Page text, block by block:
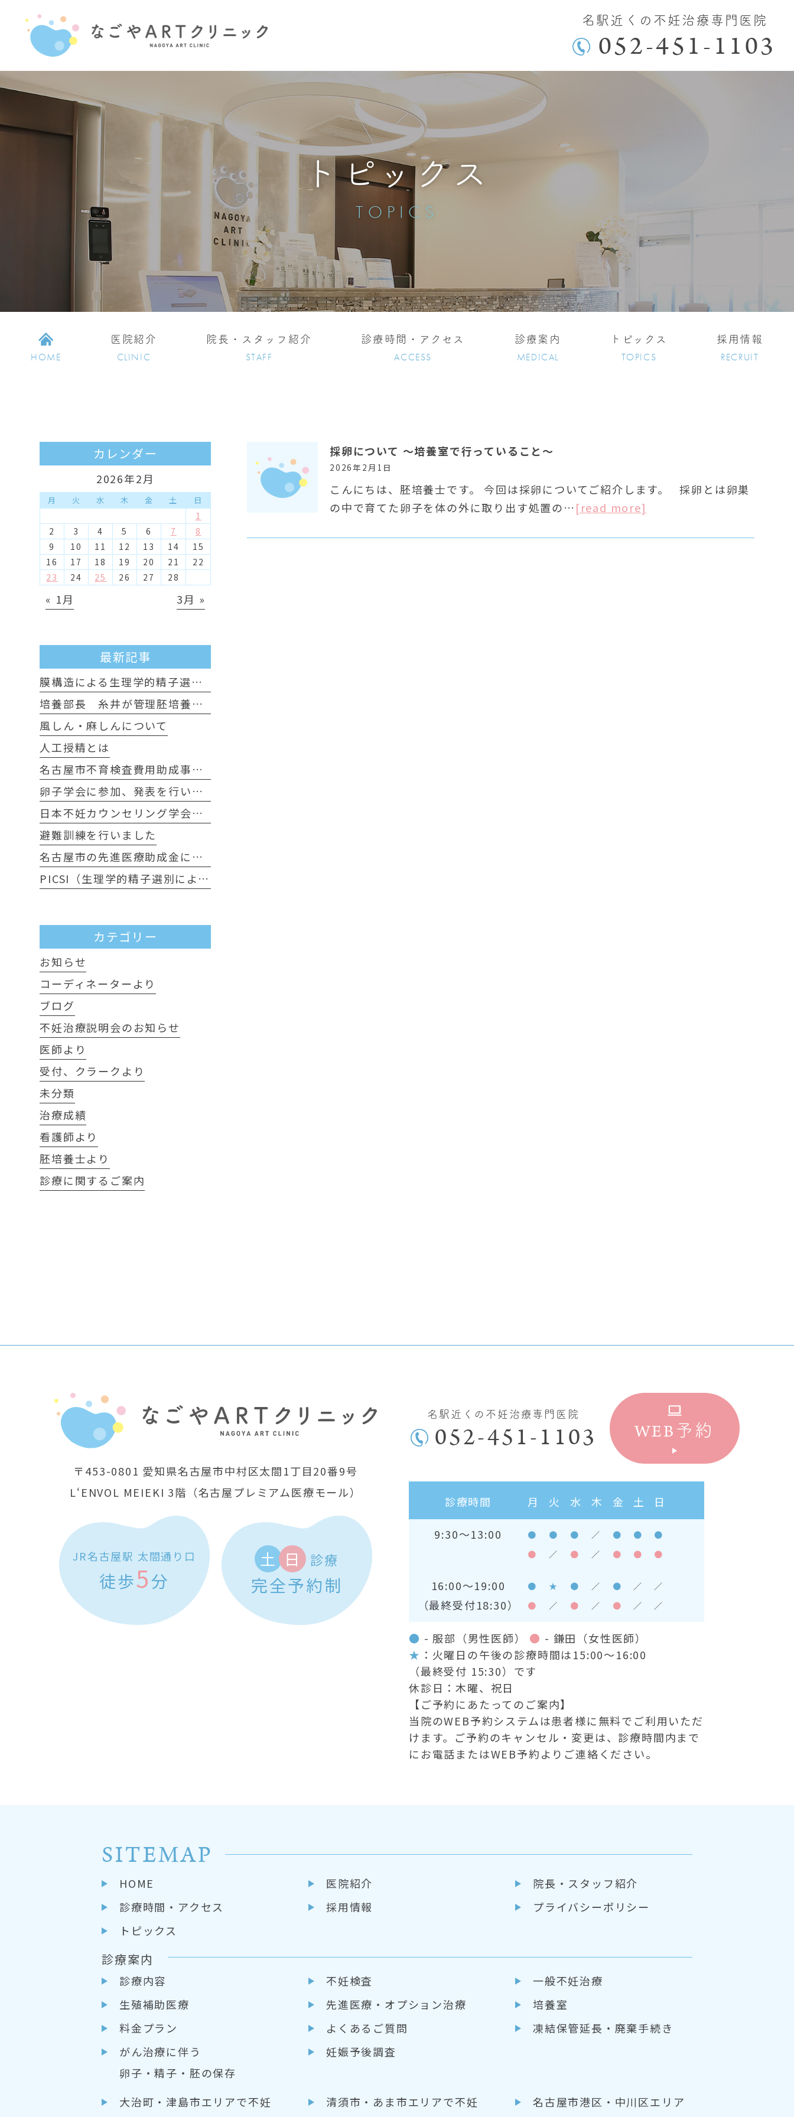
名駅近くの不妊治療専門医院
052-451-1103
トピックス
TOPICS
HOME
医院紹介
CLINIC
院長・スタッフ紹介
STAFF
診療時間・アクセス
ACCESS
診療案内
MEDICAL
トピックス
TOPICS
採用情報
RECRUIT
採卵について ～培養室で行っていること～
2026年2月1日
こんにちは、胚培養士です。 今回は採卵についてご紹介します。 採卵とは卵巣
の中で育てた卵子を体の外に取り出す処置の… [read more]
カレンダー
2026年2月
月 火 水 木 金 土 日
1
2
3 4 5 6 7
8
9
10 11 12 13 14
15
16
17 18 19 20 21
22
23
24 25 26 27 28
« 1月 3月 »
最新記事
膜構造による生理学的精子選別について
培養部長 糸井が管理胚培養士試験に認定されました
風しん・麻しんについて
人工授精とは
名古屋市不育検査費用助成事業のお知らせ
卵子学会に参加、発表を行いました。
日本不妊カウンセリング学会に行ってきました
避難訓練を行いました
名古屋市の先進医療助成金について
PICSI（生理学的精子選別による顕微授精）について
カテゴリー
お知らせ
コーディネーターより
ブログ
不妊治療説明会のお知らせ
医師より
受付、クラークより
未分類
治療成績
看護師より
胚培養士より
診療に関するご案内
〒453-0801 愛知県名古屋市中村区太閤1丁目20番9号
L‘ENVOL MEIEKI 3階 （名古屋プレミアム医療モール）
JR名古屋駅 太閤通り口
徒歩5分
土 日 診療
完全予約制
名駅近くの不妊治療専門医院
052-451-1103 WEB 予約
診療時間 月 火 水 木 金 土 日
9:30～13:00 ● ● ● ／ ● ●
●
●
／ ● ／ ● ● ●
16:00～19:00 ● ★ ● ／ ● ／ ／
（最終受付18:30） ● ／ ● ／ ● ／ ／
● - 服部（男性医師） ● - 鎌田（女性医師）
★ ：火曜日の午後の診療時間は15:00～16:00
（最終受付 15:30）です
休診日：木曜、祝日
【ご予約にあたってのご案内】
当院のWEB予約システムは患者様に無料でご利用いただ
けます。ご予約のキャンセル・変更は、診療時間内まで
にお電話またはWEB予約よりご連絡ください。
SITEMAP
HOME 医院紹介
院長・スタッフ紹介
診療時間・アクセス
採用情報
プライバシーポリシー
トピックス
診療案内
診療内容 不妊検査
一般不妊治療
生殖補助医療
先進医療・ オプション治療
培養室
料金プラン
よくあるご質問 凍結保管延長・ 廃棄手続き
がん治療に伴う
卵子・精子・胚の保存
妊娠予後調査
大治町・津島市エリアで不妊
清須市・あま市エリアで不妊
名古屋市港区・中川区エリア